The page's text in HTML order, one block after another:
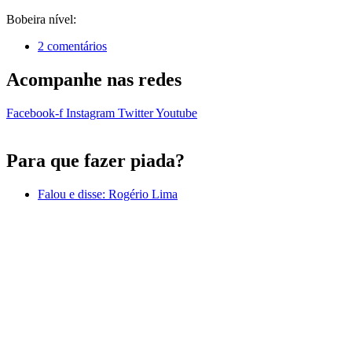
Bobeira nível:
2 comentários
Acompanhe nas redes
Facebook-f Instagram TwitterYoutube
Para que fazer piada?
Falou e disse: Rogério Lima